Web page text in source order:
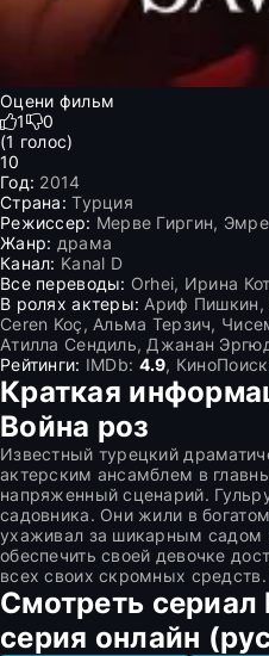
Оцени фильм
1
0
(1 голос)
10
Год: 2014
Страна: Турция
Режиссер: Мерве Гиргин,
Жанр: драма
Канал: Kanal D
Все переводы: Orhei, Ирина
В ролях актеры: Ариф Пишкин,
Ceren Koç, Альма Терзич,
Атилла Сендиль, Джанан
Рейтинги: IMDb: 4.9,
Краткая
Война роз
Известный турецкий
актерским ансамблем в
напряженный сценарий.
садовника. Они жили в
ухаживал за шикарным садом
обеспечить своей девочке
всех своих скромных
Смотреть сериал
серия онлайн